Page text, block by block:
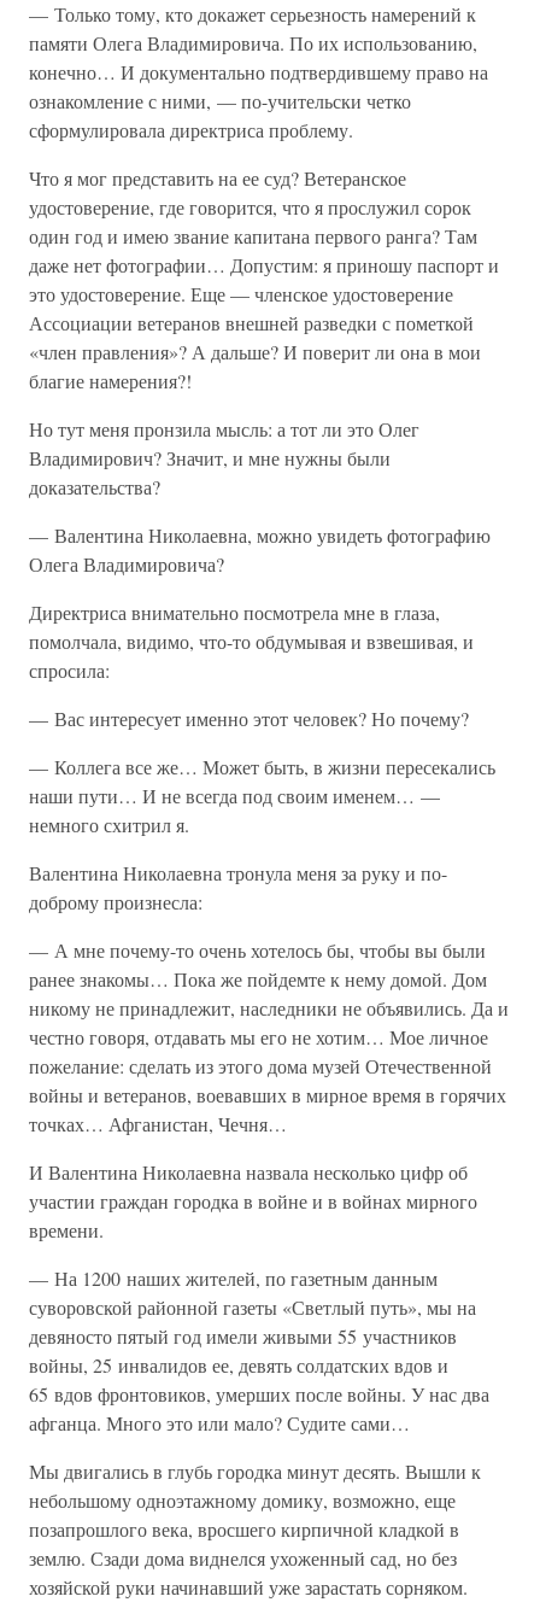
— Только тому, кто докажет серьезность намерений к
памяти Олега Владимировича. По их использованию,
конечно… И документально подтвердившему право на
ознакомление с ними, — по-учительски четко
сформулировала директриса проблему.
Что я мог представить на ее суд? Ветеранское
удостоверение, где говорится, что я прослужил сорок
один год и имею звание капитана первого ранга? Там
даже нет фотографии… Допустим: я приношу паспорт и
это удостоверение. Еще — членское удостоверение
Ассоциации ветеранов внешней разведки с пометкой
«член правления»? А дальше? И поверит ли она в мои
благие намерения?!
Но тут меня пронзила мысль: а тот ли это Олег
Владимирович? Значит, и мне нужны были
доказательства?
— Валентина Николаевна, можно увидеть фотографию
Олега Владимировича?
Директриса внимательно посмотрела мне в глаза,
помолчала, видимо, что-то обдумывая и взвешивая, и
спросила:
— Вас интересует именно этот человек? Но почему?
— Коллега все же… Может быть, в жизни пересекались
наши пути… И не всегда под своим именем… —
немного схитрил я.
Валентина Николаевна тронула меня за руку и по-
доброму произнесла:
— А мне почему-то очень хотелось бы, чтобы вы были
ранее знакомы… Пока же пойдемте к нему домой. Дом
никому не принадлежит, наследники не объявились. Да и
честно говоря, отдавать мы его не хотим… Мое личное
пожелание: сделать из этого дома музей Отечественной
войны и ветеранов, воевавших в мирное время в горячих
точках… Афганистан, Чечня…
И Валентина Николаевна назвала несколько цифр об
участии граждан городка в войне и в войнах мирного
времени.
— На 1200 наших жителей, по газетным данным
суворовской районной газеты «Светлый путь», мы на
девяносто пятый год имели живыми 55 участников
войны, 25 инвалидов ее, девять солдатских вдов и
65 вдов фронтовиков, умерших после войны. У нас два
афганца. Много это или мало? Судите сами…
Мы двигались в глубь городка минут десять. Вышли к
небольшому одноэтажному домику, возможно, еще
позапрошлого века, вросшего кирпичной кладкой в
землю. Сзади дома виднелся ухоженный сад, но без
хозяйской руки начинавший уже зарастать сорняком.